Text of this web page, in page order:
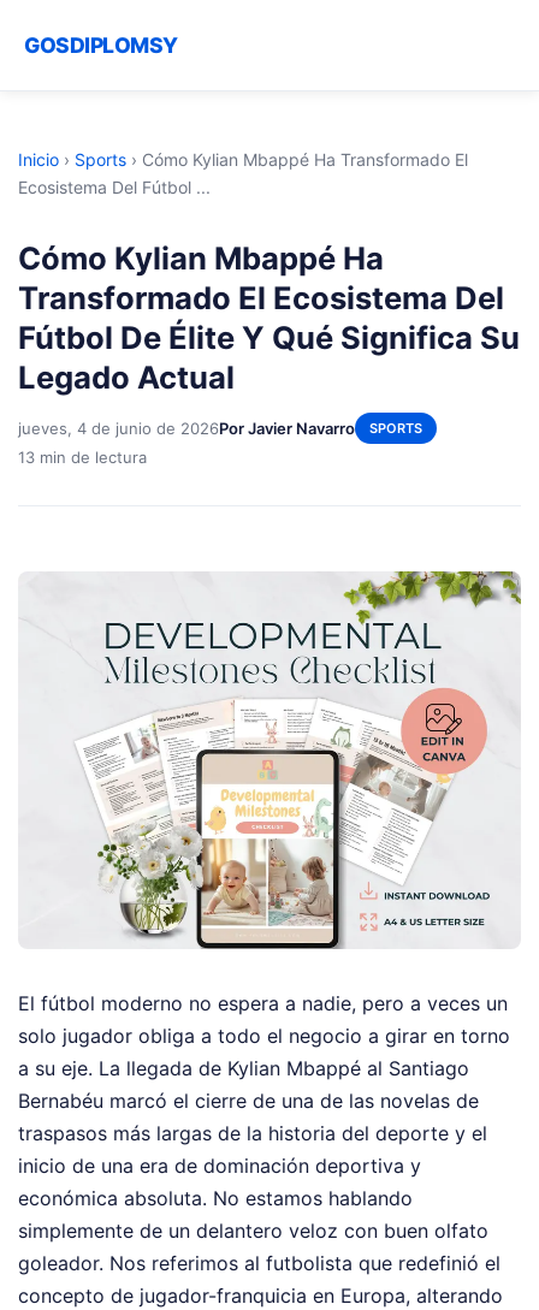
GOSDIPLOMSY
Inicio › Sports › Cómo Kylian Mbappé Ha Transformado El
Ecosistema Del Fútbol ...
Cómo Kylian Mbappé Ha
Transformado El Ecosistema Del
Fútbol De Élite Y Qué Significa Su
Legado Actual
jueves, 4 de junio de 2026Por Javier Navarro SPORTS
13 min de lectura
El fútbol moderno no espera a nadie, pero a veces un
solo jugador obliga a todo el negocio a girar en torno
a su eje. La llegada de Kylian Mbappé al Santiago
Bernabéu marcó el cierre de una de las novelas de
traspasos más largas de la historia del deporte y el
inicio de una era de dominación deportiva y
económica absoluta. No estamos hablando
simplemente de un delantero veloz con buen olfato
goleador. Nos referimos al futbolista que redefinió el
concepto de jugador-franquicia en Europa, alterando